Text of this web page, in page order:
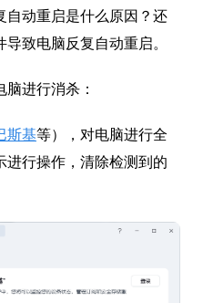
自动重启是什么原因？还
致电脑反复自动重启。
进行消杀：
斯基等），对电脑进行全
进行操作，清除检测到的